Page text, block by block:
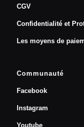
CGV
Confidentialité et
Les moyens de
Communauté
Facebook
Instagram
Youtube